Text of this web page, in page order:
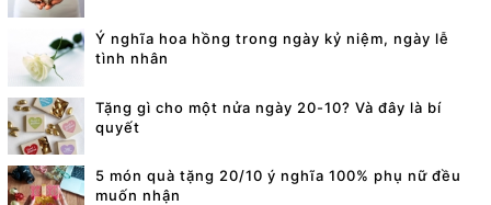
Ý nghĩa hoa hồng trong ngày kỷ niệm, ngày lễ
tình nhân
Tặng gì cho một nửa ngày 20-10? Và đây là bí
quyết
5 món quà tặng 20/10 ý nghĩa 100% phụ nữ đều
muốn nhận